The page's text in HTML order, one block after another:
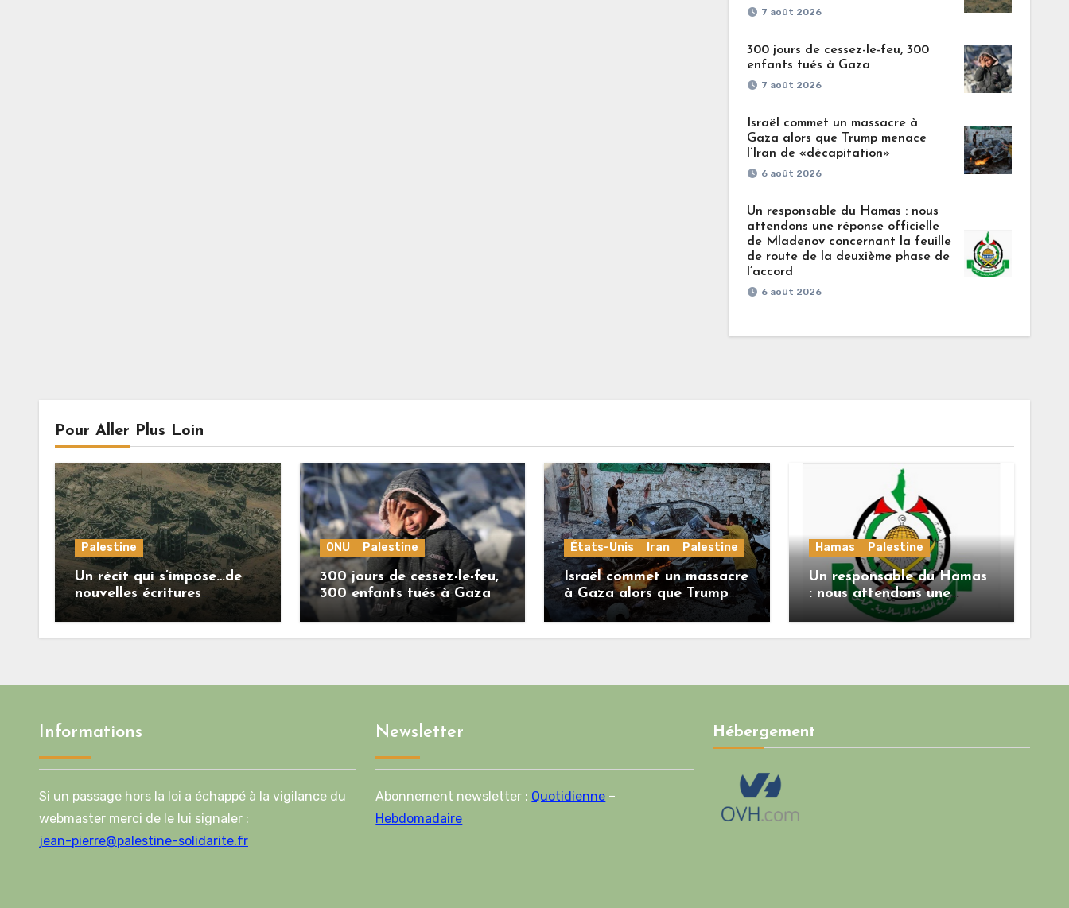
7 août 2026
300 jours de cessez-le-feu, 300
enfants tués à Gaza
7 août 2026
Israël commet un massacre à
Gaza alors que Trump menace
l’Iran de «décapitation»
6 août 2026
Un responsable du Hamas : nous
attendons une réponse officielle
de Mladenov concernant la feuille
de route de la deuxième phase de
l’accord
6 août 2026
Pour Aller Plus Loin
Palestine
Un récit qui s’impose…de
nouvelles écritures
retracent la réalité des
crimes sionistes à Gaza
ONU Palestine
300 jours de cessez-le-feu,
300 enfants tués à Gaza
États-Unis Iran Palestine
Israël commet un massacre
à Gaza alors que Trump
menace l’Iran de
«décapitation»
Hamas Palestine
Un responsable du Hamas
: nous attendons une
réponse officielle de
Mladenov concernant la
Informations
Si un passage hors la loi a échappé à la vigilance du
webmaster merci de le lui signaler :
jean-pierre@palestine-solidarite.fr
Newsletter
Abonnement newsletter : Quotidienne –
Hebdomadaire
Hébergement